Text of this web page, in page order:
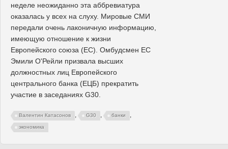
неделе неожиданно эта аббревиатура
оказалась у всех на слуху. Мировые СМИ
передали очень лаконичную информацию,
имеющую отношение к жизни
Европейского союза (ЕС). Омбудсмен ЕС
Эмили О'Рейли призвала высших
должностных лиц Европейского
центрального банка (ЕЦБ) прекратить
участие в заседаниях G30.
Валентин Катасонов , G30 , банки ,
экономика